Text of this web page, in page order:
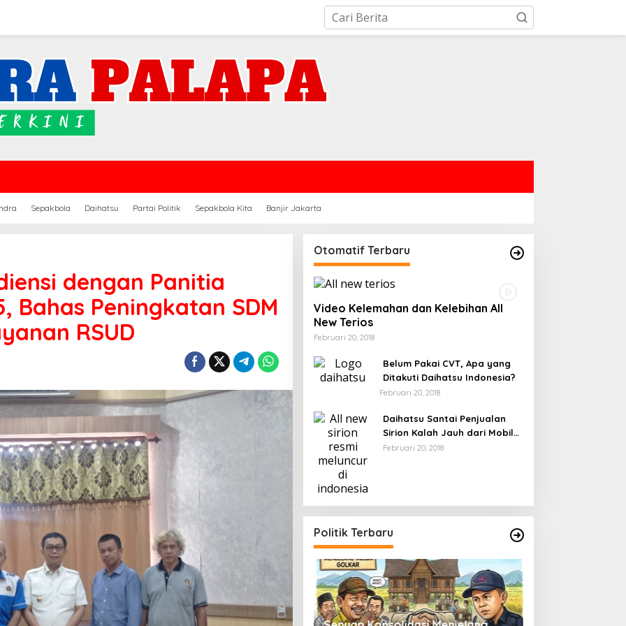
Sepakbola Daihatsu Partai Politik Sepakbola Kita Banjir Jakarta
dengan Panitia
Bahas Peningkatan SDM
RSUD
Otomatif Terbaru
Video Kelemahan dan Kelebihan All
New Terios
Februari 20, 2018
Belum Pakai CVT, Apa yang
Ditakuti Daihatsu Indonesia?
Februari 20, 2018
Daihatsu Santai Penjualan
Sirion Kalah Jauh dari Mobil
LCGC
Februari 20, 2018
Politik Terbaru